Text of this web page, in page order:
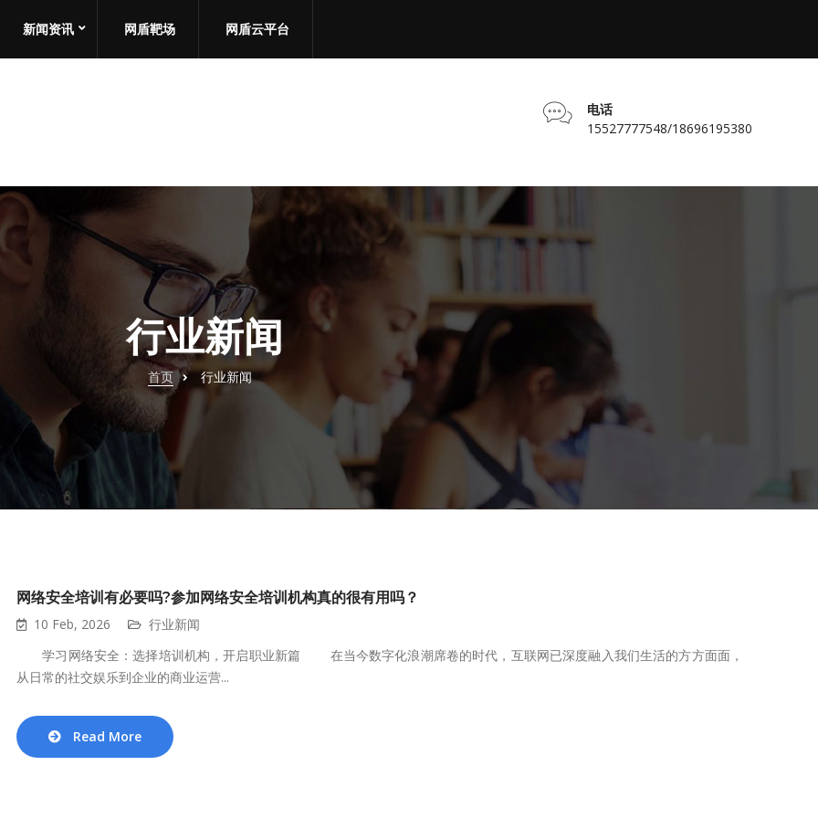
新闻资讯 网盾靶场 网盾云平台
电话
15527777548/18696195380
行业新闻
首页 行业新闻
网络安全培训有必要吗?参加网络安全培训机构真的很有用吗？
10 Feb, 2026
行业新闻
学习网络安全：选择培训机构，开启职业新篇 在当今数字化浪潮席卷的时代，互联网已深度融入我们生活的方方面面，
从日常的社交娱乐到企业的商业运营...
Read More